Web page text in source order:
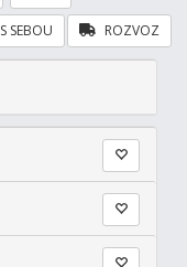
ROZVOZ
S SEBOU